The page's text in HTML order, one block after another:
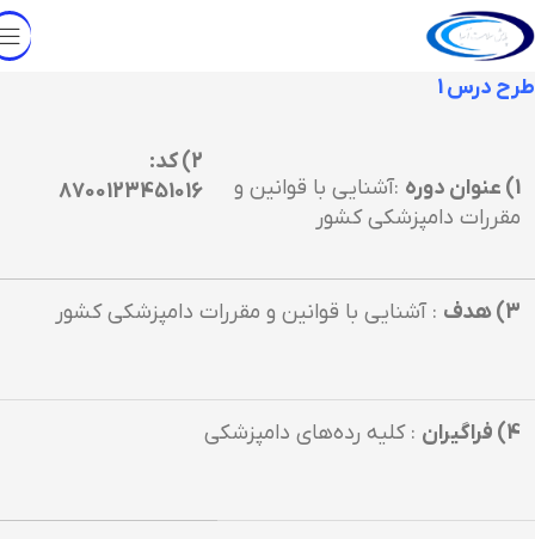
طرح درس 1
1) عنوان دوره
:آشنايي با قوانين و
مقررات دامپزشكي كشور
2) كد:
8700123451016
3) هدف : آشنايي با قوانين و مقررات دامپزشكي كشور
4) فراگيران : كليه رده‌هاي دامپزشكي